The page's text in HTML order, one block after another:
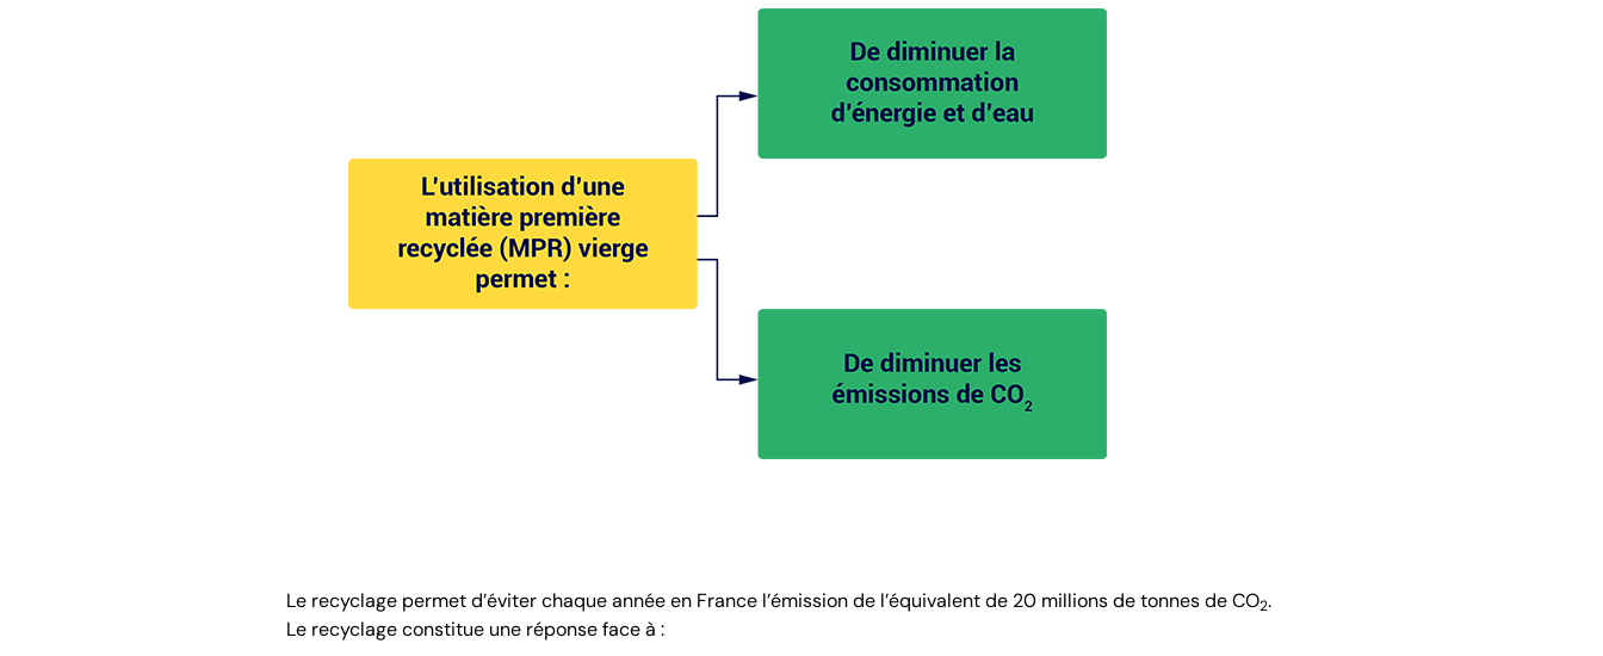
Le recyclage permet d’éviter chaque année en France l’émission de l’équivalent de 20 millions de tonnes de CO2.
Le recyclage constitue une réponse face à :